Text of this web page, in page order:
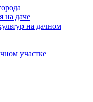
на даче
на дачном
участке